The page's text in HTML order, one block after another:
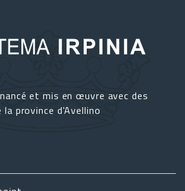
et mis en œuvre avec des
la province d'Avellino